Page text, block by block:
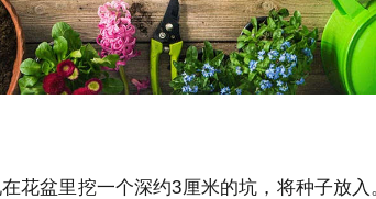
花盆里挖一个深约3厘米的坑，将种子放入